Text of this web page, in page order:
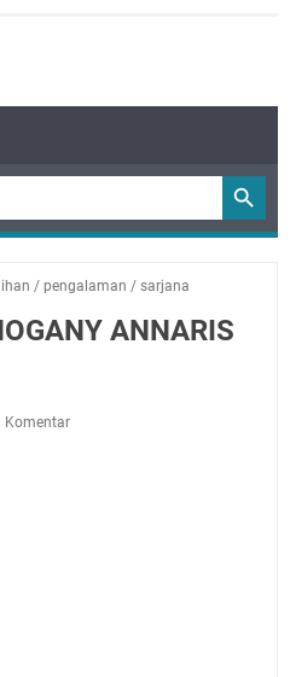
/ pengalaman / sarjana
ANNARIS
Komentar